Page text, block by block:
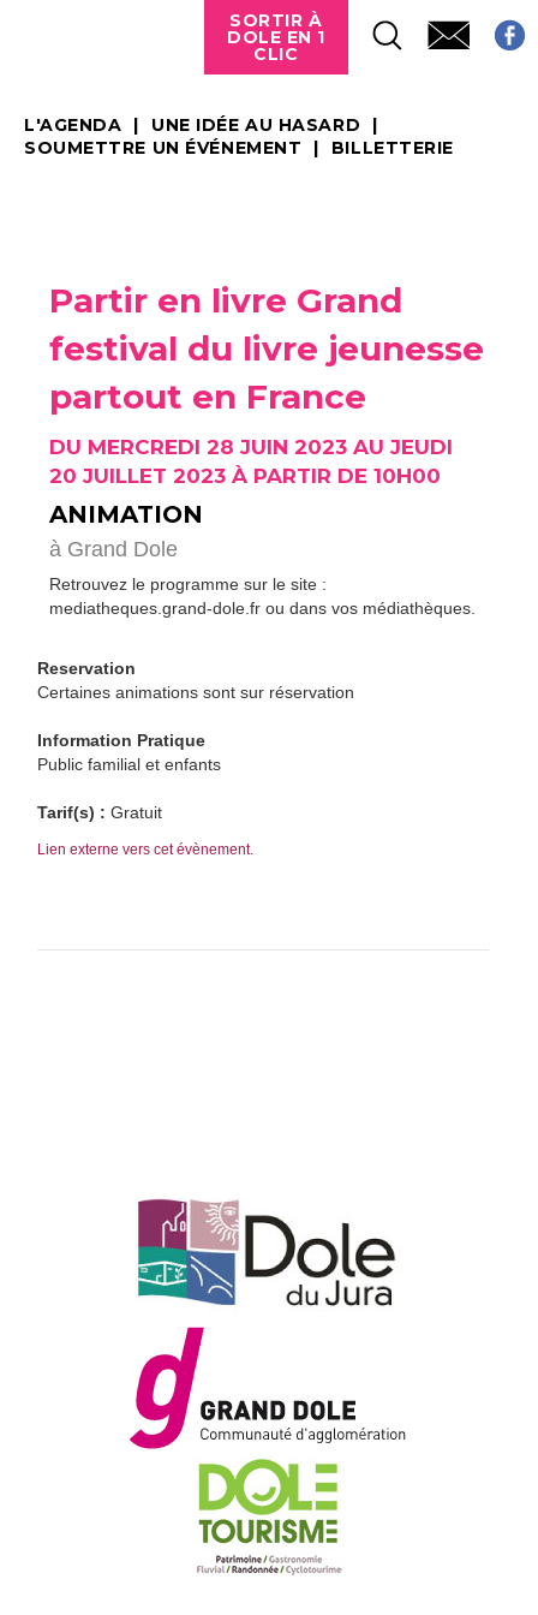
SORTIR À
DOLE EN 1
CLIC
L'AGENDA
UNE IDÉE AU HASARD
SOUMETTRE UN ÉVÉNEMENT
BILLETTERIE
Partir en livre Grand
festival du livre jeunesse
partout en France
DU MERCREDI 28 JUIN 2023 AU JEUDI
20 JUILLET 2023 À PARTIR DE 10H00
ANIMATION
à Grand Dole
Retrouvez le programme sur le site :
mediatheques.grand-dole.fr ou dans vos médiathèques.
Reservation
Certaines animations sont sur réservation
Information Pratique
Public familial et enfants
Tarif(s) : Gratuit
Lien externe vers cet évènement.